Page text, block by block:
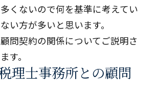
くないので何を基準に考えてい
い方が多いと思います。
問契約の関係についてご説明さ
す。
理士事務所との顧問